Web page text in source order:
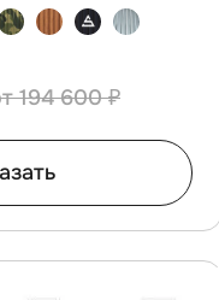
194 600 ₽